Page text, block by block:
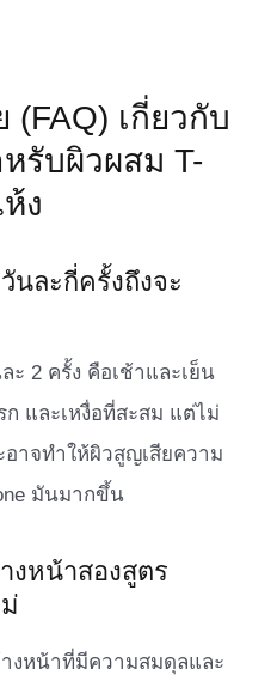
เกี่ยวกับ
รับผิวผสม T-
ง
นละกี่ครั้งถึงจะ
ะ 2 ครั้ง คือเช้าและเย็น
และเหงื่อที่สะสม แต่ไม่
อาจทำให้ผิวสูญเสียความ
มันมากขึ้น
งหน้าสองสูตร
งหน้าที่มีความสมดุลและ